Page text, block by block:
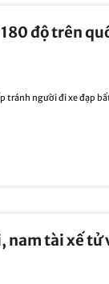
độ trên
tránh người đi xe đạp
nam tài xế tử